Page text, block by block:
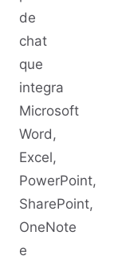
de
chat
que
integra
Microsoft
Word,
Excel,
PowerPoint,
SharePoint,
OneNote
e